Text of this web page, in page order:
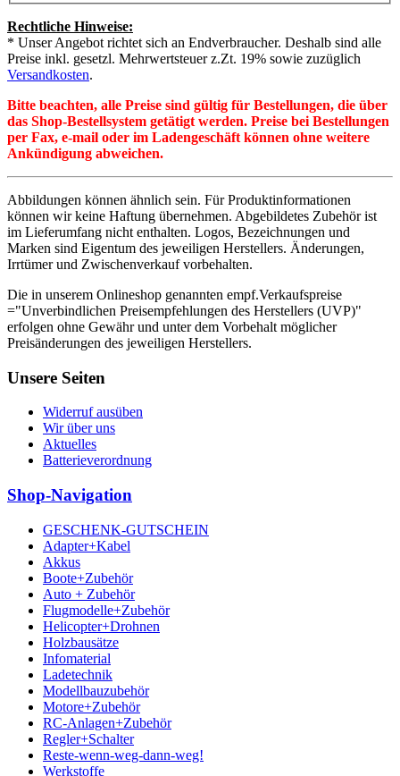
Rechtliche Hinweise:
* Unser Angebot richtet sich an Endverbraucher. Deshalb sind alle
Preise inkl. gesetzl. Mehrwertsteuer z.Zt. 19% sowie zuzüglich
Versandkosten.
Bitte beachten, alle Preise sind gültig für Bestellungen, die über
das Shop-Bestellsystem getätigt werden. Preise bei Bestellungen
per Fax, e-mail oder im Ladengeschäft können ohne weitere
Ankündigung abweichen.
Abbildungen können ähnlich sein. Für Produktinformationen
können wir keine Haftung übernehmen. Abgebildetes Zubehör ist
im Lieferumfang nicht enthalten. Logos, Bezeichnungen und
Marken sind Eigentum des jeweiligen Herstellers. Änderungen,
Irrtümer und Zwischenverkauf vorbehalten.
Die in unserem Onlineshop genannten empf.Verkaufspreise
="Unverbindlichen Preisempfehlungen des Herstellers (UVP)"
erfolgen ohne Gewähr und unter dem Vorbehalt möglicher
Preisänderungen des jeweiligen Herstellers.
Unsere Seiten
Widerruf ausüben
Wir über uns
Aktuelles
Batterieverordnung
Shop-Navigation
GESCHENK-GUTSCHEIN
Adapter+Kabel
Akkus
Boote+Zubehör
Auto + Zubehör
Flugmodelle+Zubehör
Helicopter+Drohnen
Holzbausätze
Infomaterial
Ladetechnik
Modellbauzubehör
Motore+Zubehör
RC-Anlagen+Zubehör
Regler+Schalter
Reste-wenn-weg-dann-weg!
Werkstoffe